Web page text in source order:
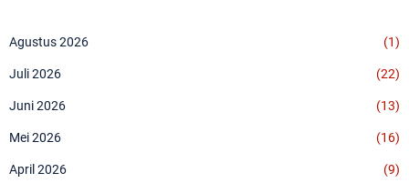
Agustus 2026 (1)
Juli 2026 (22)
Juni 2026 (13)
Mei 2026 (16)
April 2026 (9)